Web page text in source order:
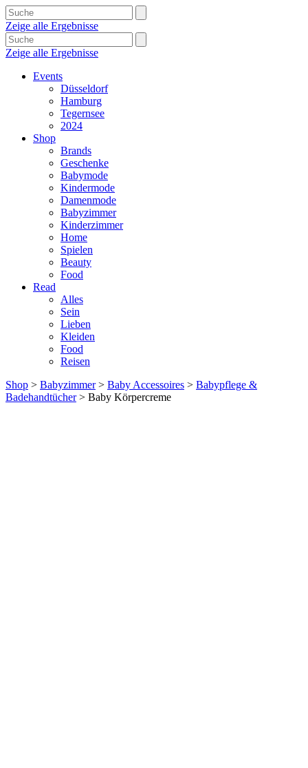
Zeige alle Ergebnisse
Zeige alle Ergebnisse
Events
Düsseldorf
Hamburg
Tegernsee
2024
Shop
Brands
Geschenke
Babymode
Kindermode
Damenmode
Babyzimmer
Kinderzimmer
Home
Spielen
Beauty
Food
Read
Alles
Sein
Lieben
Kleiden
Food
Reisen
Shop > Babyzimmer> Baby Accessoires > Babypflege &
Badehandtücher> Baby Körpercreme